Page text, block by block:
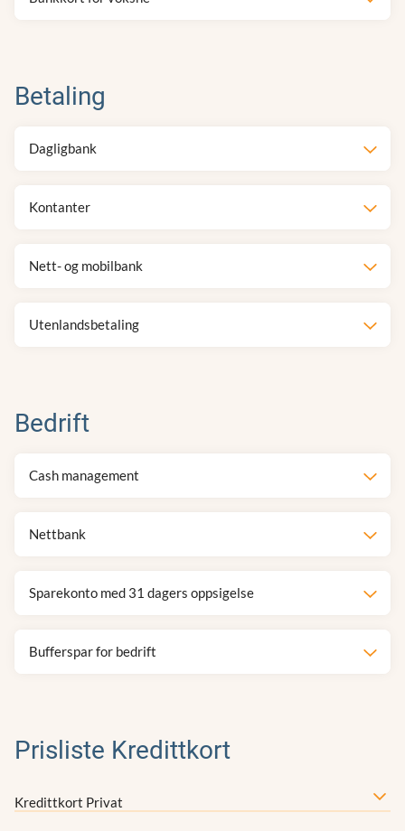
Betaling
Dagligbank
Kontanter
Nett- og mobilbank
Utenlandsbetaling
Bedrift
Cash management
Nettbank
Sparekonto med 31 dagers oppsigelse
Bufferspar for bedrift
Prisliste Kredittkort
Kredittkort Privat